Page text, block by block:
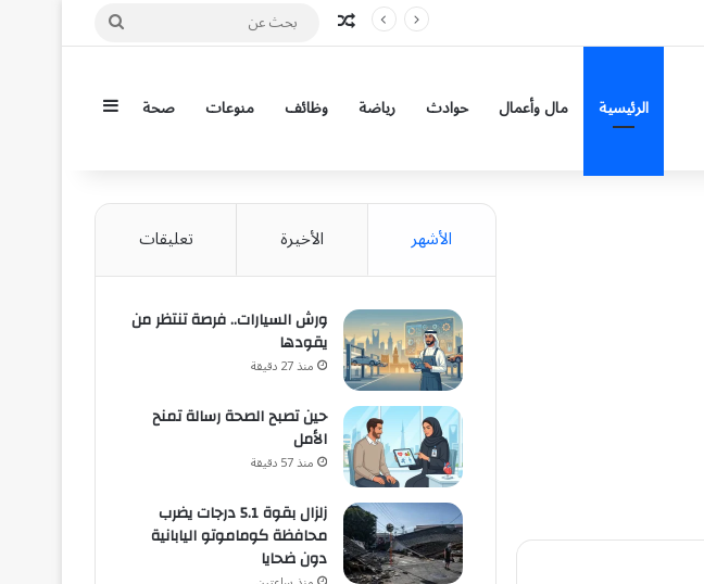
مقال عشوائي
بحث
الرئيسية مال وأعمال حوادث رياضة وظائف منوعات صحة إضافة عمود
الأشهر الأخيرة تعليقات
ورش السيارات.. فرصة تنتظر من
يقودها
منذ 27 دقيقة
حين تصبح الصحة رسالة تمنح
الأمل
منذ 57 دقيقة
زلزال بقوة 5.1 درجات يضرب
محافظة كوماموتو اليابانية
دون ضحايا